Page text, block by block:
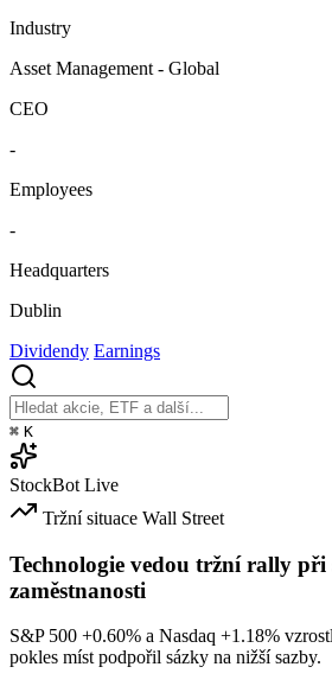
Industry
Asset Management - Global
CEO
-
Employees
-
Headquarters
Dublin
Dividendy Earnings
⌘ K
StockBot Live
Tržní situace Wall Street
Technologie vedou tržní rally při
zaměstnanosti
S&P 500 +0.60% a Nasdaq +1.18%
pokles míst podpořil sázky na nižší sazby.